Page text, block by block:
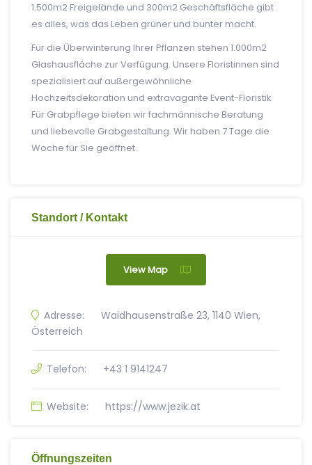
1.500m2 Freigelände und 300m2 Geschäftsfläche gibt
es alles, was das Leben grüner und bunter macht.
Für die Überwinterung Ihrer Pflanzen stehen 1.000m2
Glashausfläche zur Verfügung. Unsere Floristinnen sind
spezialisiert auf außergewöhnliche
Hochzeitsdekoration und extravagante Event-Floristik.
Für Grabpflege bieten wir fachmännische Beratung
und liebevolle Grabgestaltung. Wir haben 7 Tage die
Woche für Sie geöffnet.
Standort / Kontakt
View Map
Adresse:
Waidhausenstraße 23, 1140 Wien,
Österreich
Telefon: +43 1 9141247
Website: https://www.jezik.at
Öffnungszeiten